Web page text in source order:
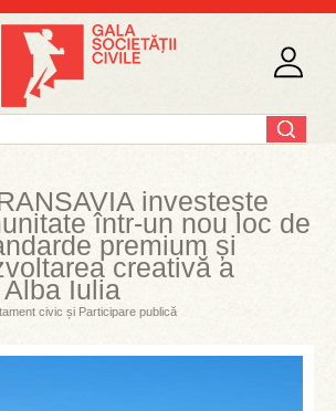
investește
într-un nou loc de
premium și
creativă a
Iulia
civic și Participare publică